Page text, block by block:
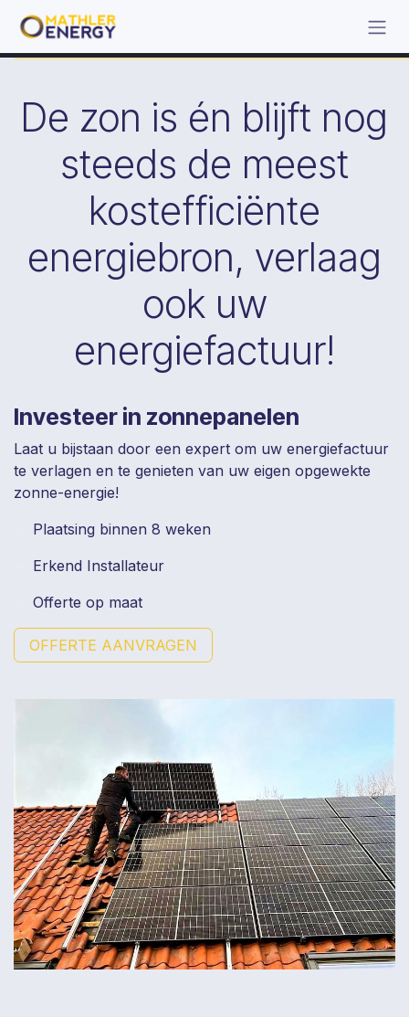
Zum Inhalt springen
De zon is én blijft nog
steeds de meest
kostefficiënte
energiebron, verlaag
ook uw
energiefactuur!
Investeer in zonnepanelen
Laat u bijstaan door een expert om uw energiefactuur
te verlagen en te genieten van uw eigen opgewekte
zonne-energie!
Plaatsing binnen 8 weken
Erkend Installateur
Offerte op maat
OFFERTE AANVRAGEN